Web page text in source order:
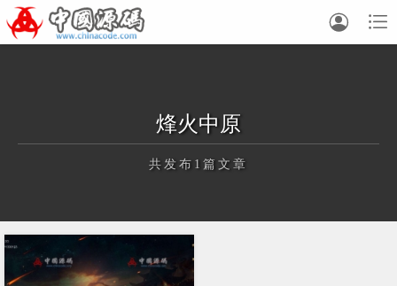


烽火中原
共发布1篇文章
正在为您加载新内容